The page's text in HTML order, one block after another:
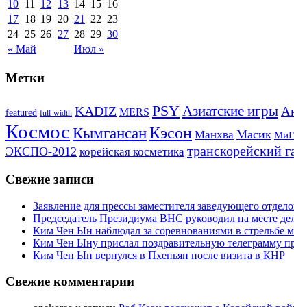
« Май Июл »
10 11 12 13 14 15 16
17 18 19 20 21 22 23
24 25 26 27 28 29 30
Метки
featured full-width KADIZ MERS PSYАзиатские игры
Космос КымгансанКэсон Манхва Масик
ЭКСПО-2012 корейская косметика транскорейский
Свежие записи
Заявление для прессы заместителя заведующего
Председатель Президиума ВНС руководил на месте
Ким Чен Ын наблюдал за соревнованиями в стрельбе
Ким Чен Ыну прислал поздравительную телеграмму
Ким Чен Ын вернулся в Пхеньян после визита в КНР
Свежие комментарии